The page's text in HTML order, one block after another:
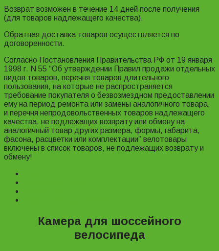
Возврат возможен в течение 14 дней после получения
(для товаров надлежащего качества).
Обратная доставка товаров осуществляется по
договоренности.
Согласно Постановления Правительства РФ от 19 января
1998 г. N 55 “Об утверждении Правил продажи отдельных
видов товаров, перечня товаров длительного
пользования, на которые не распространяется
требование покупателя о безвозмездном предоставлении
ему на период ремонта или замены аналогичного товара,
и перечня непродовольственных товаров надлежащего
качества, не подлежащих возврату или обмену на
аналогичный товар других размера, формы, габарита,
фасона, расцветки или комплектации” велотовары
включены в список товаров, не подлежащих возврату и
обмену!
Камера для шоссейного
велосипеда